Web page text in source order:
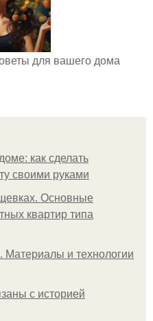
для вашего дома
как сделать
своими руками
Основные
квартир типа
Материалы и технологии
с историей